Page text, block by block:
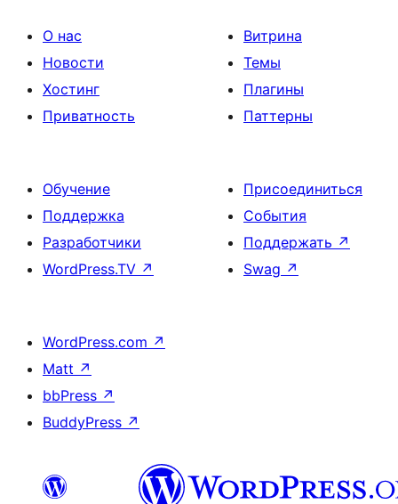
О нас
Новости
Хостинг
Приватность
Витрина
Темы
Плагины
Паттерны
Обучение
Поддержка
Разработчики
WordPress.TV ↗
Присоединиться
События
Поддержать ↗
Swag ↗
WordPress.com ↗
Matt ↗
bbPress ↗
BuddyPress ↗